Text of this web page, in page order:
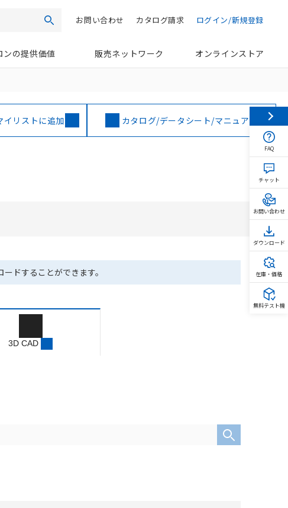
検索 ログイン/新規登録
カタログ請求
お問い合わせ
ンの提供価値 販売ネットワーク オンラインストア
イリストに追加 カタログ/データシート/マニュアル
ドすることができます。
3D CAD
FAQ
チャット
お問い合わせ
ダウンロード
在庫・価格
無料テスト機